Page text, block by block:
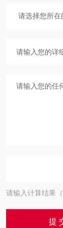
请输入计算结果